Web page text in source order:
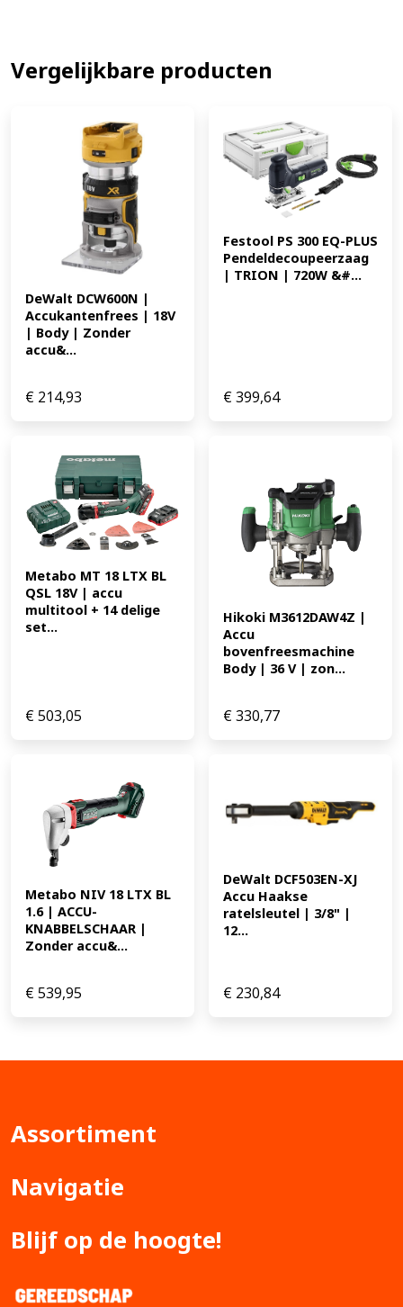
Technische gegevens * Aandraaimoment zacht 36 Nm *
Aandraaimoment hard 62 Nm * Accutype Li-ion *
ja * Motorrem ja * Aantal mechanische toeren 2 * Afm.
lxbxh 185 x 79 x 248 mm * Aantal instelbare
aandraaimomenten 16 * Toerental onbelast L 0 - 550
min-1 * Toerental onbelast H 0 - 1850 min-1 * Aantal
slagen H 0 - 27000 min-1 * Geluidsdrukniveau (LpA) 82
dB(A) * EAN: 0088381699051 90.12
Vergelijkbare producten
DeWalt DCW600N |
Accukantenfrees | 18V
| Body | Zonder
accu&...
€ 214,93
Festool PS 300 EQ-PLUS
Pendeldecoupeerzaag
| TRION | 720W &#...
€399,64
Metabo MT 18 LTX BL
QSL 18V | accu
multitool + 14 delige
set...
€503,05
Hikoki M3612DAW4Z |
Accu
bovenfreesmachine
Body | 36 V | zon...
€330,77
Metabo NIV 18 LTX BL
1.6 | ACCU-
KNABBELSCHAAR |
Zonder accu&...
€539,95
DeWalt DCF503EN-XJ
Accu Haakse
ratelsleutel | 3/8" |
12...
€ 230,84
Assortiment
Navigatie
Blijf op de hoogte!